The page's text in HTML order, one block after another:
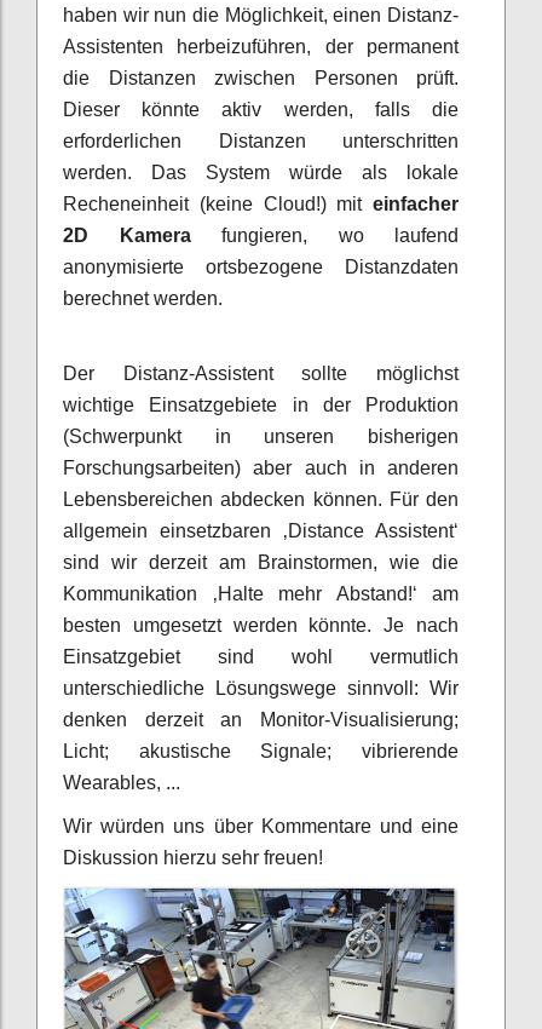
haben wir nun die Möglichkeit, einen Distanz-
Assistenten herbeizuführen, der permanent
die Distanzen zwischen Personen prüft.
Dieser könnte aktiv werden, falls die
erforderlichen Distanzen unterschritten
werden. Das System würde als lokale
Recheneinheit (keine Cloud!) miteinfacher
2D Kamerafungieren, wo laufend
anonymisierte ortsbezogene Distanzdaten
berechnet werden.
Der Distanz-Assistent sollte möglichst
wichtige Einsatzgebiete in der Produktion
(Schwerpunkt in unseren bisherigen
Forschungsarbeiten) aber auch in anderen
Lebensbereichen abdecken können. Für den
allgemein einsetzbaren ‚Distance Assistent‘
sind wir derzeit am Brainstormen, wie die
Kommunikation ‚Halte mehr Abstand!‘ am
besten umgesetzt werden könnte. Je nach
Einsatzgebiet sind wohl vermutlich
unterschiedliche Lösungswege sinnvoll: Wir
denken derzeit an Monitor-Visualisierung;
Licht; akustische Signale; vibrierende
Wearables, ...
Wir würden uns über Kommentare und eine
Diskussion hierzu sehr freuen!